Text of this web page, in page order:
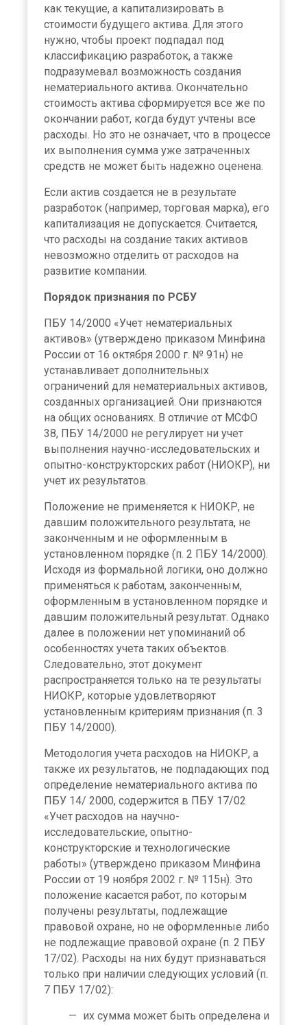
как текущие, а капитализировать в
стоимости будущего актива. Для этого
нужно, чтобы проект подпадал под
классификацию разработок, а также
подразумевал возможность создания
нематериального актива. Окончательно
стоимость актива сформируется все же по
окончании работ, когда будут учтены все
расходы. Но это не означает, что в процессе
их выполнения сумма уже затраченных
средств не может быть надежно оценена.
Если актив создается не в результате
разработок (например, торговая марка), его
капитализация не допускается. Считается,
что расходы на создание таких активов
невозможно отделить от расходов на
развитие компании.
Порядок признания по РСБУ
ПБУ 14/2000 «Учет нематериальных
активов» (утверждено приказом Минфина
России от 16 октября 2000 г. № 91н) не
устанавливает дополнительных
ограничений для нематериальных активов,
созданных организацией. Они признаются
на общих основаниях. В отличие от МСФО
38, ПБУ 14/2000 не регулирует ни учет
выполнения научно-исследовательских и
опытно-конструкторских работ (НИОКР), ни
учет их результатов.
Положение не применяется к НИОКР, не
давшим положительного результата, не
законченным и не оформленным в
установленном порядке (п. 2 ПБУ 14/2000).
Исходя из формальной логики, оно должно
применяться к работам, законченным,
оформленным в установленном порядке и
давшим положительный результат. Однако
далее в положении нет упоминаний об
особенностях учета таких объектов.
Следовательно, этот документ
распространяется только на те результаты
НИОКР, которые удовлетворяют
установленным критериям признания (п. 3
ПБУ 14/2000).
Методология учета расходов на НИОКР, а
также их результатов, не подпадающих под
определение нематериального актива по
ПБУ 14/ 2000, содержится в ПБУ 17/02
«Учет расходов на научно-
исследовательские, опытно-
конструкторские и технологические
работы» (утверждено приказом Минфина
России от 19 ноября 2002 г. № 115н). Это
положение касается работ, по которым
получены результаты, подлежащие
правовой охране, но не оформленные либо
не подлежащие правовой охране (п. 2 ПБУ
17/02). Расходы на них будут признаваться
только при наличии следующих условий (п.
7 ПБУ 17/02):
их сумма может быть определена и